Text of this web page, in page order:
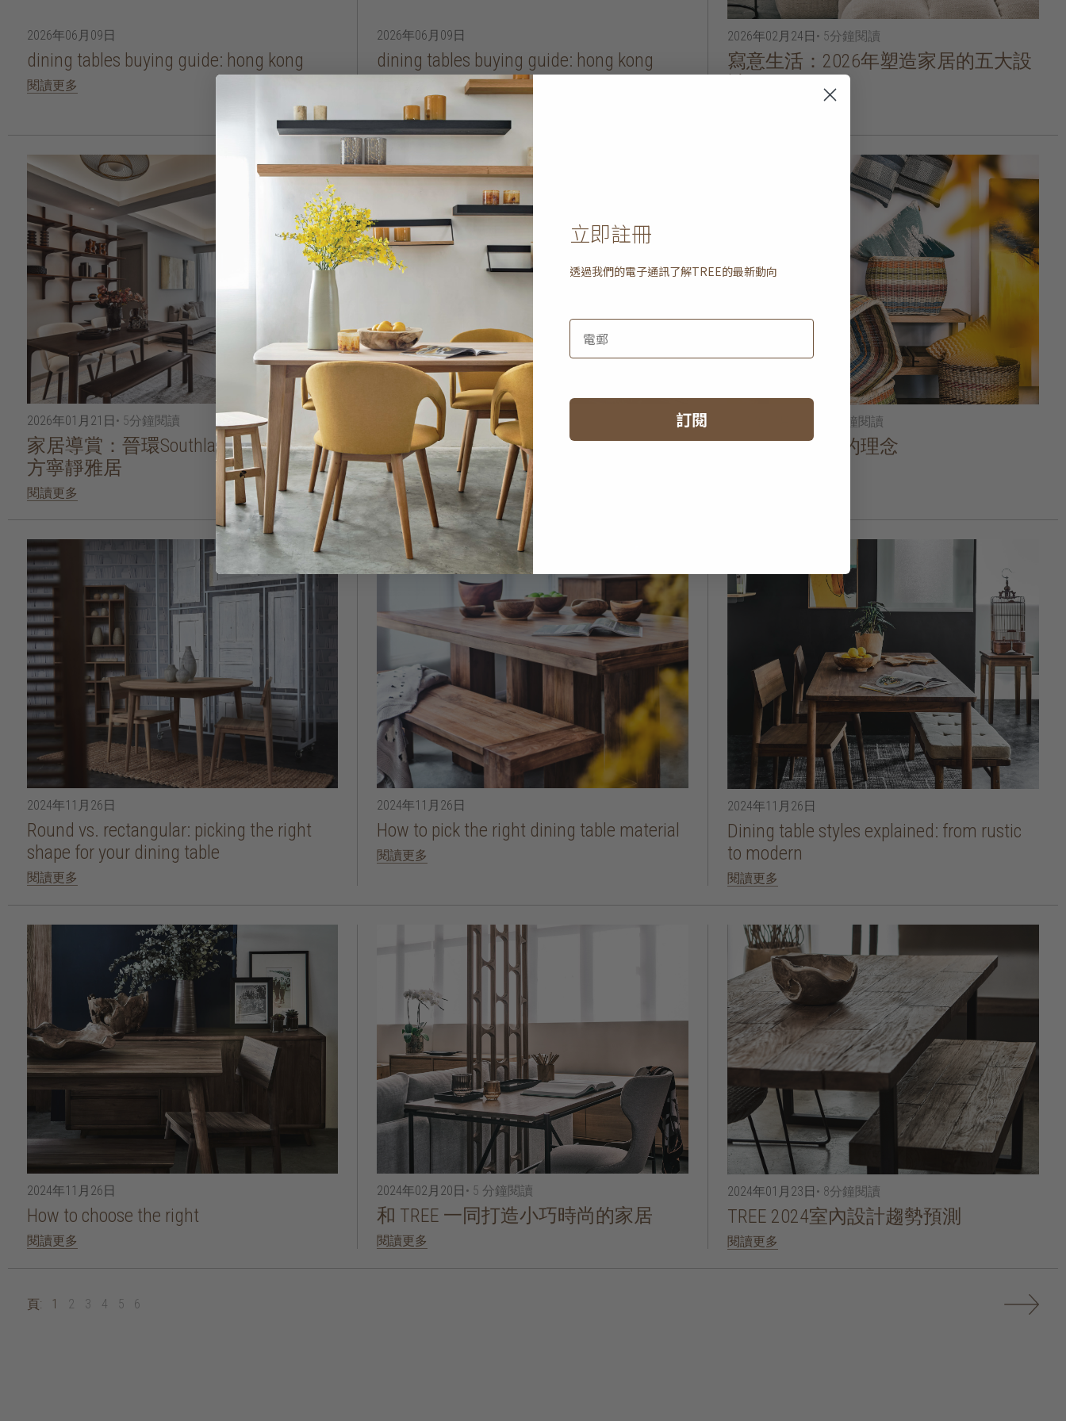
2026年06月09日
dining tables buying guide: hong kong
閱讀更多
2026年06月09日
dining tables buying guide: hong kong
2026年02月24日 • 5分鐘閱讀
寫意生活：2026年塑造家居的五大設
2026年01月21日 • 5分鐘閱讀
家居導賞：晉環Southland示範單位 一
方寧靜雅居
閱讀更多
2025年10月23日• 5分鐘閱讀
如何打造一個受親生命學說啟發的家
居
閱讀更多
• 5 分鐘閱讀
讓家居更整齊的理念
2024年11月26日
Round vs. rectangular: picking the right
shape for your dining table
閱讀更多
2024年11月26日
How to pick the right dining table material
閱讀更多
2024年11月26日
Dining table styles explained: from rustic
to modern
閱讀更多
2024年11月26日
How to choose the right
閱讀更多
2024年02月20日 • 5 分鐘閱讀
和 TREE 一同打造小巧時尚的家居
閱讀更多
2024年01月23日 • 8分鐘閱讀
TREE 2024室內設計趨勢預測
閱讀更多
頁: 1 2 3 4 5 6
立即註冊
透過我們的電子通訊了解TREE的最新動向
訂閱